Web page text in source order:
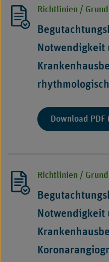
Notwendigkeit
Richtlinien /
Download PDF
Notwendigkeit
Richtlinien /